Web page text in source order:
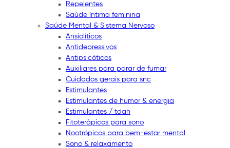
Repelentes
Saúde íntima feminina
Saúde Mental & Sistema Nervoso
Ansiolíticos
Antidepressivos
Antipsicóticos
Auxiliares para parar de fumar
Cuidados gerais para snc
Estimulantes
Estimulantes de humor & energia
Estimulantes / tdah
Fitoterápicos para sono
Nootrópicos para bem-estar mental
Sono & relaxamento